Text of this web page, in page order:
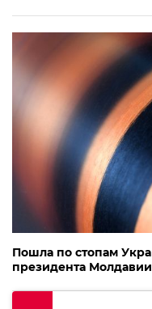
Пошла по стопам
президента Молдавии